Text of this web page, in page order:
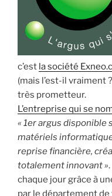
c’est la société
(mais l’est-il vraiment
très prometteur.
L’entreprise qui se
« 1er argus
matériels
reprise financière,
totalement innovant »
chaque jour grâce à
par le département